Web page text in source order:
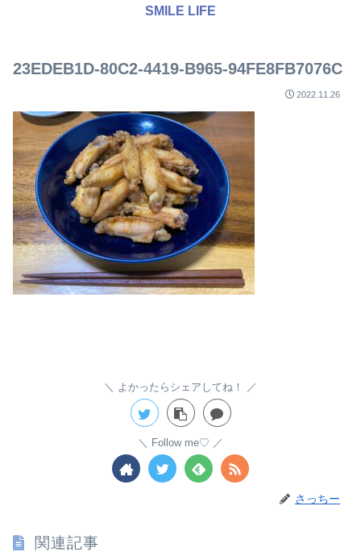
SMILE LIFE
23EDEB1D-80C2-4419-B965-94FE8FB7076C
2022.11.26
よかったらシェアしてね！
Follow me♡
さっちー
関連記事